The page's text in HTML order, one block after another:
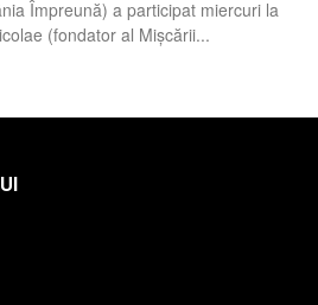
Împreună) a participat miercuri la
(fondator al Mișcării...